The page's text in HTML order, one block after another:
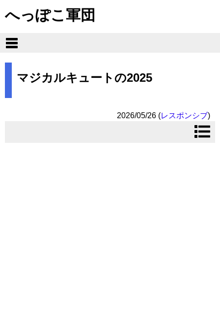
へっぽこ軍団
マジカルキュートの2025
2026/05/26 (レスポンシブ)